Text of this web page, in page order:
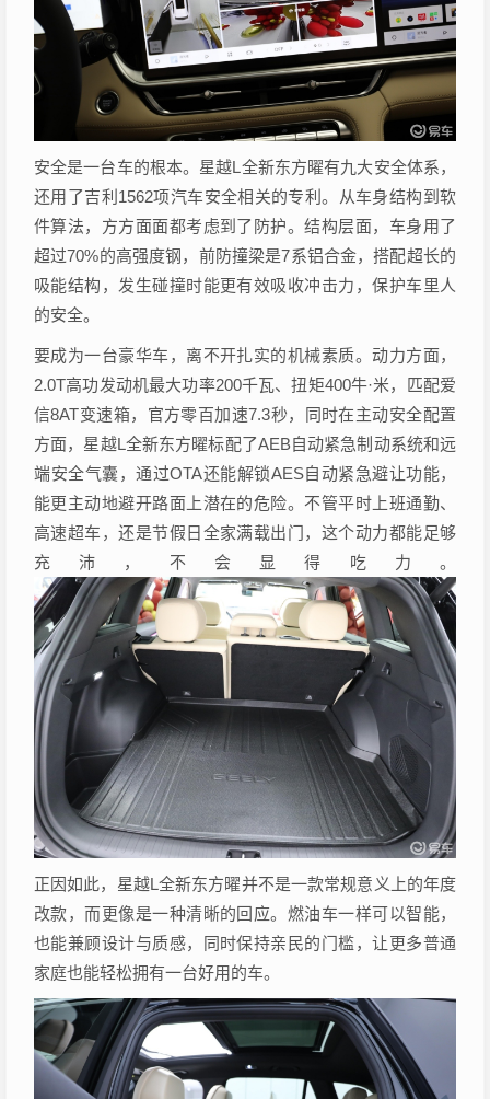
安全是一台车的根本。星越L全新东方曜有九大安全体系，
还用了吉利1562项汽车安全相关的专利。从车身结构到软
件算法，方方面面都考虑到了防护。结构层面，车身用了
超过70%的高强度钢，前防撞梁是7系铝合金，搭配超长的
吸能结构，发生碰撞时能更有效吸收冲击力，保护车里人
的安全。
要成为一台豪华车，离不开扎实的机械素质。动力方面，
2.0T高功发动机最大功率200千瓦、扭矩400牛·米，匹配爱
信8AT变速箱，官方零百加速7.3秒，同时在主动安全配置
方面，星越L全新东方曜标配了AEB自动紧急制动系统和远
端安全气囊，通过OTA还能解锁AES自动紧急避让功能，
能更主动地避开路面上潜在的危险。不管平时上班通勤、
高速超车，还是节假日全家满载出门，这个动力都能足够
充沛，不会显得吃力。
正因如此，星越L全新东方曜并不是一款常规意义上的年度
改款，而更像是一种清晰的回应。燃油车一样可以智能，
也能兼顾设计与质感，同时保持亲民的门槛，让更多普通
家庭也能轻松拥有一台好用的车。